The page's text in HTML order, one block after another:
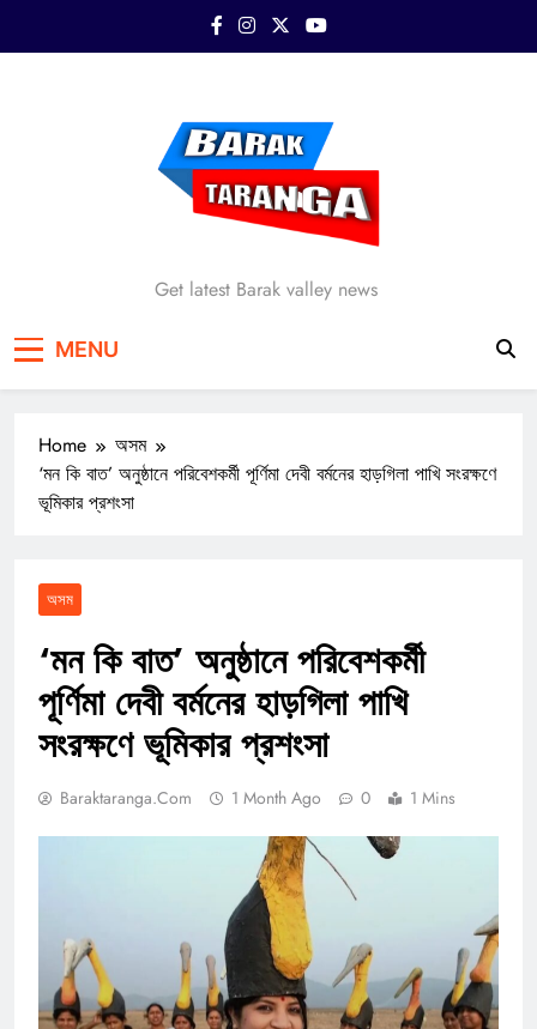
Barak Taranga
Get latest Barak valley news
MENU
Home
অসম
‘মন কি বাত’ অনুষ্ঠানে পরিবেশকর্মী পূর্ণিমা দেবী বর্মনের হাড়গিলা পাখি সংরক্ষণে
ভূমিকার প্রশংসা
অসম
‘মন কি বাত’ অনুষ্ঠানে পরিবেশকর্মী
পূর্ণিমা দেবী বর্মনের হাড়গিলা পাখি
সংরক্ষণে ভূমিকার প্রশংসা
Baraktaranga.com 1 Month Ago 0 1 Mins